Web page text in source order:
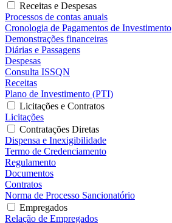
Receitas e Despesas
Processos de contas anuais
Cronologia de Pagamentos de Investimento
Demonstrações financeiras
Diárias e Passagens
Despesas
Consulta ISSQN
Receitas
Plano de Investimento (PTI)
Licitações e Contratos
Licitações
Contratações Diretas
Dispensa e Inexigibilidade
Termo de Credenciamento
Regulamento
Documentos
Contratos
Norma de Processo Sancionatório
Empregados
Relação de Empregados